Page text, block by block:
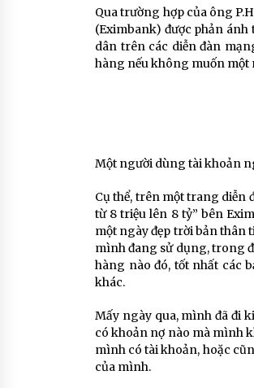
Qua trường hợp của ông
(Eximbank) được phản
dân trên các diễn đàn
hàng nếu không muốn một
Một người dùng tài khoản
Cụ thể, trên một trang diễn
từ 8 triệu lên 8 tỷ” bên
một ngày đẹp trời bản thân
mình đang sử dụng, trong
hàng nào đó, tốt nhất các
khác.
Mấy ngày qua, mình đã đi
có khoản nợ nào mà mình
mình có tài khoản, hoặc
của mình.